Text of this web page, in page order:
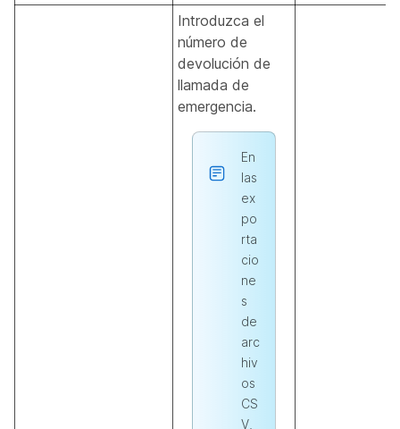
Introduzca el
número de
devolución de
llamada de
emergencia.
En
las
ex
po
rta
cio
ne
s
de
arc
hiv
os
CS
V,